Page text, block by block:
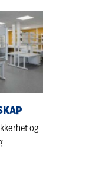
og